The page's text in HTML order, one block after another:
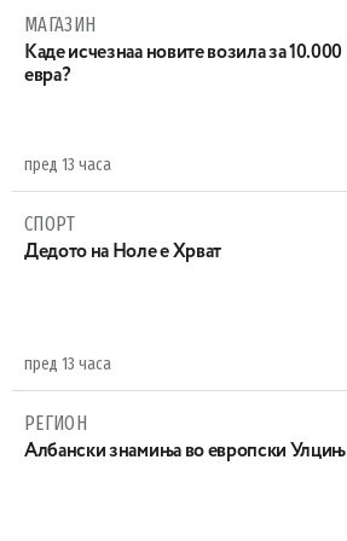
МАГАЗИН
Каде исчезнаа новите возила за 10.000
евра?
пред 13 часа
СПОРТ
Дедото на Ноле е Хрват
пред 13 часа
РЕГИОН
Aлбански знамиња во европски Улцињ